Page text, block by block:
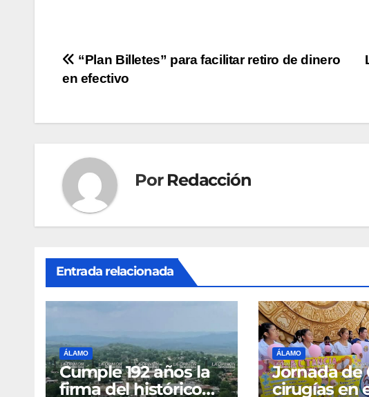
Navegación
entradas
“Plan Billetes” para facilitar retiro de dinero
en efectivo
Por Redacción
Entrada relacionada
ÁLAMO
Cumple 192 años la
firma del histórico
ÁLAMO
Jornada de
cirugías en